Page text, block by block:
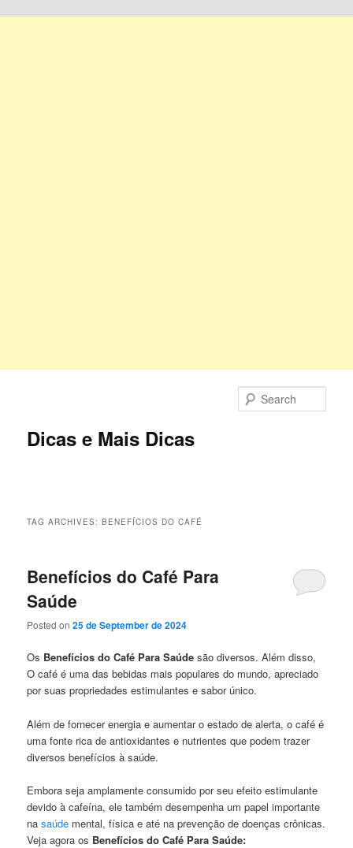
Dicas e Mais Dicas
TAG ARCHIVES:BENEFÍCIOS DO CAFÉ
Benefícios do Café Para
Saúde
Posted on25 de September de 2024
Os Benefícios do Café Para Saúde são diversos. Além disso,
O café é uma das bebidas mais populares do mundo, apreciado
por suas propriedades estimulantes e sabor único.
Além de fornecer energia e aumentar o estado de alerta, o café é
uma fonte rica de antioxidantes e nutrientes que podem trazer
diversos benefícios à saúde.
Embora seja amplamente consumido por seu efeito estimulante
devido à cafeína, ele também desempenha um papel importante
nasaúde mental, física e até na prevenção de doenças crônicas.
Veja agora os Benefícios do Café Para Saúde: